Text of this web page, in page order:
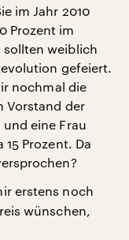
im Jahr 2010
Prozent im
weiblich
gefeiert.
nochmal die
Vorstand der
und eine Frau
Prozent. Da
erstens noch
wünschen,